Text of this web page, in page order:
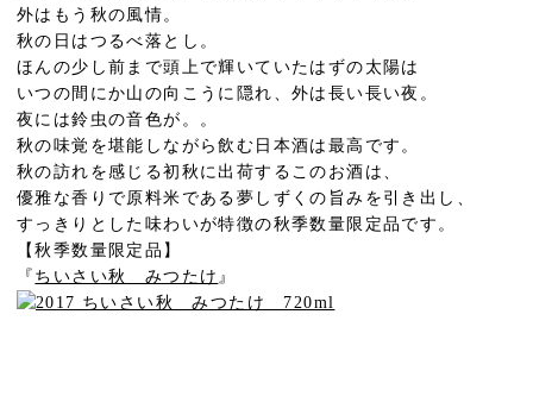
外はもう秋の風情。
秋の日はつるべ落とし。
ほんの少し前まで頭上で輝いていたはずの太陽は
いつの間にか山の向こうに隠れ、外は長い長い夜。
夜には鈴虫の音色が。。
秋の味覚を堪能しながら飲む日本酒は最高です。
秋の訪れを感じる初秋に出荷するこのお酒は、
優雅な香りで原料米である夢しずくの旨みを引き出し、
すっきりとした味わいが特徴の秋季数量限定品です。
【秋季数量限定品】
『 ちいさい秋 みつたけ 』